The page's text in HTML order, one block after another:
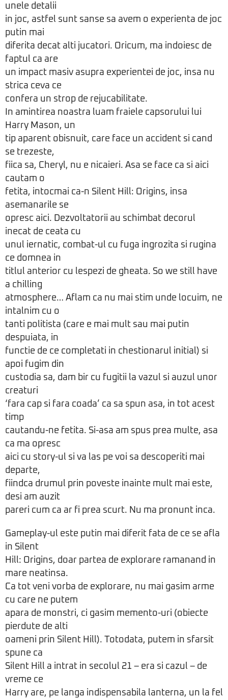
unele detalii
in joc, astfel sunt sanse sa avem o experienta de joc
putin mai
diferita decat alti jucatori. Oricum, ma indoiesc de
faptul ca are
un impact masiv asupra experientei de joc, insa nu
strica ceva ce
confera un strop de rejucabilitate.
In amintirea noastra luam fraiele capsorului lui
Harry Mason, un
tip aparent obisnuit, care face un accident si cand
se trezeste,
fiica sa, Cheryl, nu e nicaieri. Asa se face ca si aici
cautam o
fetita, intocmai ca-n Silent Hill: Origins, insa
asemanarile se
opresc aici. Dezvoltatorii au schimbat decorul
inecat de ceata cu
unul iernatic, combat-ul cu fuga ingrozita si rugina
ce domnea in
titlul anterior cu lespezi de gheata. So we still have
a chilling
atmosphere… Aflam ca nu mai stim unde locuim, ne
intalnim cu o
tanti politista (care e mai mult sau mai putin
despuiata, in
functie de ce completati in chestionarul initial) si
apoi fugim din
custodia sa, dam bir cu fugitii la vazul si auzul unor
creaturi
‘fara cap si fara coada’ ca sa spun asa, in tot acest
timp
cautandu-ne fetita. Si-asa am spus prea multe, asa
ca ma opresc
aici cu story-ul si va las pe voi sa descoperiti mai
departe,
fiindca drumul prin poveste inainte mult mai este,
desi am auzit
pareri cum ca ar fi prea scurt. Nu ma pronunt inca.
Gameplay-ul este putin mai diferit fata de ce se afla
in Silent
Hill: Origins, doar partea de explorare ramanand in
mare neatinsa.
Ca tot veni vorba de explorare, nu mai gasim arme
cu care ne putem
apara de monstri, ci gasim memento-uri (obiecte
pierdute de alti
oameni prin Silent Hill). Totodata, putem in sfarsit
spune ca
Silent Hill a intrat in secolul 21 – era si cazul – de
vreme ce
Harry are, pe langa indispensabila lanterna, un la fel